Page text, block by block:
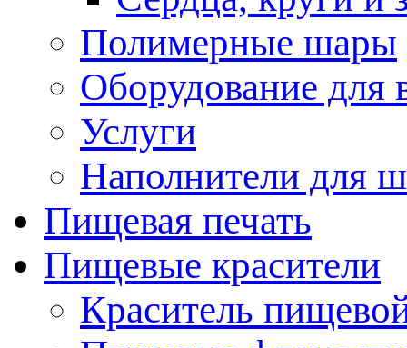
Полимерные шары
Оборудование
Услуги
Наполнители для
Пищевая печать
Пищевые красители
Краситель